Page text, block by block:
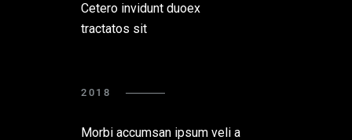
Cetero invidunt duoex
tractatos sit
2018
Morbi accumsan ipsum veli a